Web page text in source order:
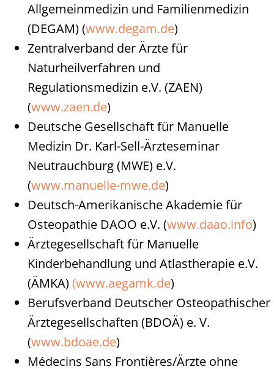
Allgemeinmedizin und Familienmedizin
(DEGAM) (www.degam.de)
Zentralverband der Ärzte für
Naturheilverfahren und
Regulationsmedizin e.V. (ZAEN)
(www.zaen.de)
Deutsche Gesellschaft für Manuelle
Medizin Dr. Karl-Sell-Ärzteseminar
Neutrauchburg (MWE) e.V.
(www.manuelle-mwe.de)
Deutsch-Amerikanische Akademie für
Osteopathie DAOO e.V. (www.daao.info)
Ärztegesellschaft für Manuelle
Kinderbehandlung und Atlastherapie e.V.
(ÄMKA) (www.aegamk.de)
Berufsverband Deutscher Osteopathischer
Ärztegesellschaften (BDOÄ) e. V.
(www.bdoae.de)
Médecins Sans Frontières/Ärzte ohne